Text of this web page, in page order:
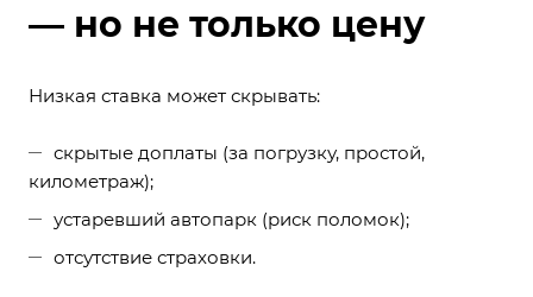
— но не только цену
Низкая ставка может скрывать:
скрытые доплаты (за погрузку, простой,
километраж);
устаревший автопарк (риск поломок);
отсутствие страховки.